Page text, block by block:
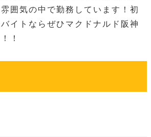
囲気の中で勤務しています！初
イトならぜひマクドナルド阪神
！